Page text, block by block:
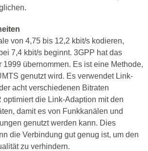
von 4,75 bis 12,2 kbit/s kodieren,
7,4 kbit/s beginnt. 3GPP hat das
1999 übernommen. Es ist eine Methode,
genutzt wird. Es verwendet Link-
acht verschiedenen Bitraten
optimiert die Link-Adaption mit den
damit es von Funkkanälen und
genutzt werden kann. Dies
die Verbindung gut genug ist, um den
zu verhindern.